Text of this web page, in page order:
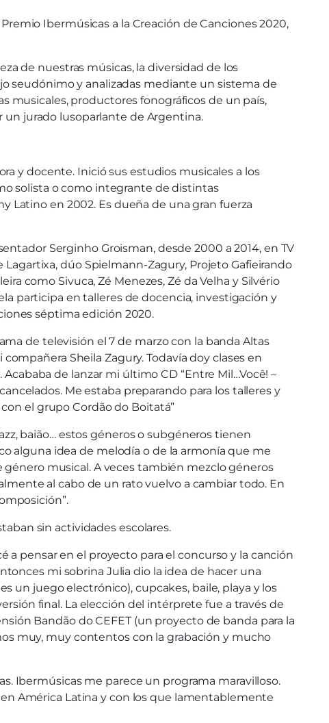
Ibermúsicas a la Creación de Canciones 2020,
de nuestras músicas, la diversidad de los
seudónimo y analizadas mediante un sistema de
musicales, productores fonográficos de un país,
un jurado lusoparlante de Argentina.
y docente. Inició sus estudios musicales a los
solista o como integrante de distintas
Latino en 2002. Es dueña de una gran fuerza
Serginho Groisman, desde 2000 a 2014, en TV
dúo Spielmann-Zagury, Projeto Gafieirando
como Sivuca, Zé Menezes, Zé da Velha y Silvério
participa en talleres de docencia, investigación y
séptima edición 2020.
de televisión el 7 de marzo con la banda Altas
Sheila Zagury. Todavía doy clases en
de lanzar mi último CD “Entre Mil…Você! –
Me estaba preparando para los talleres y
el grupo Cordão do Boitatá”
baião… estos géneros o subgéneros tienen
alguna idea de melodía o de la armonía que me
musical. A veces también mezclo géneros
al cabo de un rato vuelvo a cambiar todo. En
sin actividades escolares.
pensar en el proyecto para el concurso y la canción
mi sobrina Julia dio la idea de hacer una
un juego electrónico), cupcakes, baile, playa y los
final. La elección del intérprete fue a través de
Bandão do CEFET (un proyecto de banda para la
muy, muy contentos con la grabación y mucho
Ibermúsicas me parece un programa maravilloso.
América Latina y con los que lamentablemente